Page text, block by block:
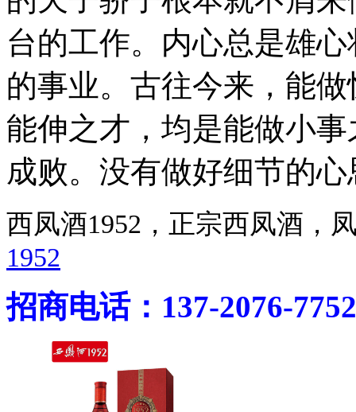
台的工作。内心总是雄
的事业。古往今来，能
能伸之才，均是能做小
成败。没有做好细节的
西凤酒1952，正宗西凤酒
1952
招商电话：137-2076-7752